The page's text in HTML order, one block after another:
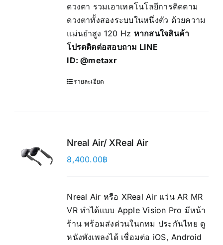
ดวงตา รวมเอาเทคโนโลยีการติดตาม
ดวงตาทั้งสองระบบในหนึ่งตัว ด้วยความ
แม่นยำสูง 120 Hz หากสนใจสินค้า
โปรดติดต่อสอบถาม LINE
ID:@metaxr
รายละเอียด
Nreal Air/ XReal Air
8,400.00฿
Nreal Air หรือ XReal Air แว่น AR MR
VR ทำได้แบบ Apple Vision Pro มีหน้า
ร้าน พร้อมส่งด่วนในกทม ประกันไทย ดู
หนังพังเพลงได้ เชื่อมต่อ iOS, Android